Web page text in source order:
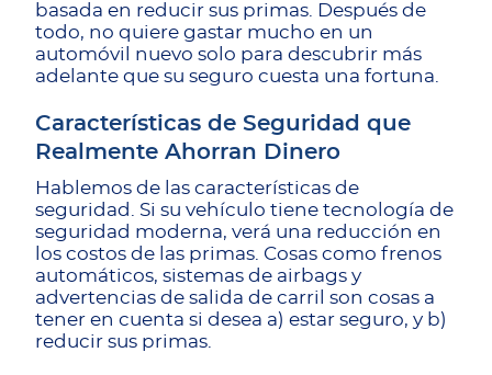
basada en reducir sus primas. Después de
todo, no quiere gastar mucho en un
automóvil nuevo solo para descubrir más
adelante que su seguro cuesta una fortuna.
Características de Seguridad que
Realmente Ahorran Dinero
Hablemos de las características de
seguridad. Si su vehículo tiene tecnología de
seguridad moderna, verá una reducción en
los costos de las primas. Cosas como frenos
automáticos, sistemas de airbags y
advertencias de salida de carril son cosas a
tener en cuenta si desea a) estar seguro, y b)
reducir sus primas.